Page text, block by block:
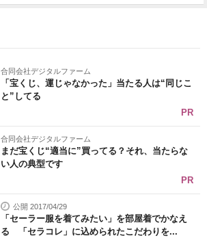
合同会社デジタルファーム
「宝くじ、運じゃなかった」当たる人は“同じこ
と”してる
PR
合同会社デジタルファーム
まだ宝くじ“適当に”買ってる？それ、当たらな
い人の典型です
PR
公開 2017/04/29
「セーラー服を着てみたい」を部屋着でかなえ
る 「セラコレ」に込められたこだわりを...